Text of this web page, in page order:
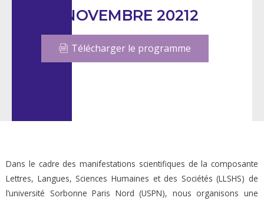
24 NOVEMBRE 20212
Télécharger le programme
Dans le cadre des manifestations scientifiques de la composante
Lettres, Langues, Sciences Humaines et des Sociétés (LLSHS) de
l’université Sorbonne Paris Nord (USPN), nous organisons une